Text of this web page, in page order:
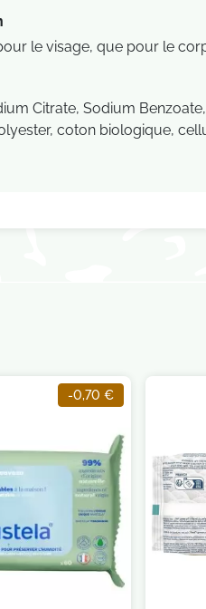
le visage, que pour le
Citrate, Sodium
coton biologique,
-0,70 €